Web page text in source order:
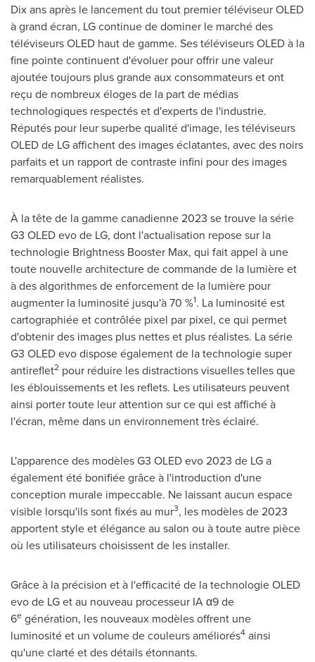
Dix ans après le lancement du tout premier téléviseur OLED
à grand écran, LG continue de dominer le marché des
téléviseurs OLED haut de gamme. Ses téléviseurs OLED à la
fine pointe continuent d'évoluer pour offrir une valeur
ajoutée toujours plus grande aux consommateurs et ont
reçu de nombreux éloges de la part de médias
technologiques respectés et d'experts de l'industrie.
Réputés pour leur superbe qualité d'image, les téléviseurs
OLED de LG affichent des images éclatantes, avec des noirs
parfaits et un rapport de contraste infini pour des images
remarquablement réalistes.
À la tête de la gamme canadienne 2023 se trouve la série
G3 OLED evo de LG, dont l'actualisation repose sur la
technologie Brightness Booster Max, qui fait appel à une
toute nouvelle architecture de commande de la lumière et
à des algorithmes de enforcement de la lumière pour
augmenter la luminosité jusqu'à 70 %1. La luminosité est
cartographiée et contrôlée pixel par pixel, ce qui permet
d'obtenir des images plus nettes et plus réalistes. La série
G3 OLED evo dispose également de la technologie super
antireflet2 pour réduire les distractions visuelles telles que
les éblouissements et les reflets. Les utilisateurs peuvent
ainsi porter toute leur attention sur ce qui est affiché à
l'écran, même dans un environnement très éclairé.
L'apparence des modèles G3 OLED evo 2023 de LG a
également été bonifiée grâce à l'introduction d'une
conception murale impeccable. Ne laissant aucun espace
visible lorsqu'ils sont fixés au mur3, les modèles de 2023
apportent style et élégance au salon ou à toute autre pièce
où les utilisateurs choisissent de les installer.
Grâce à la précision et à l'efficacité de la technologie OLED
evo de LG et au nouveau processeur IA α9 de
6e génération, les nouveaux modèles offrent une
luminosité et un volume de couleurs améliorés4 ainsi
qu'une clarté et des détails étonnants.